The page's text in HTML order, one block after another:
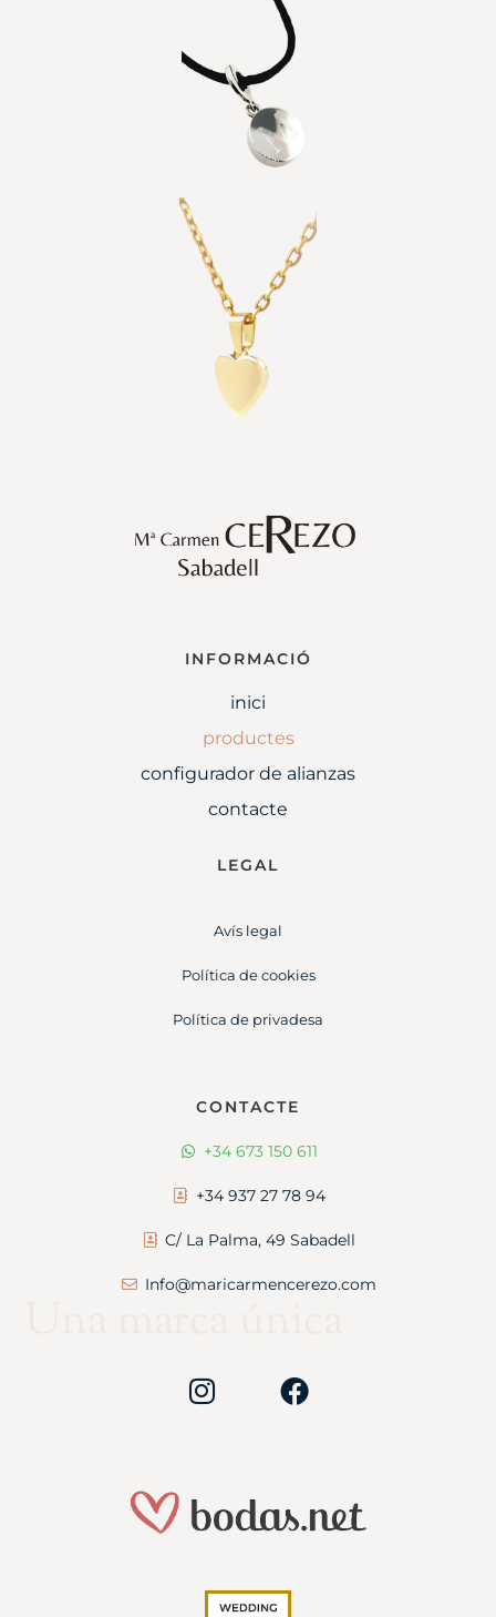
INFORMACIÓ
inici
productes
configurador de alianzas
contacte
LEGAL
Avís legal
Política de cookies
Política de privadesa
CONTACTE
+34 673 150 611
+34 937 27 78 94
C/ La Palma, 49 Sabadell
Info@maricarmencerezo.com